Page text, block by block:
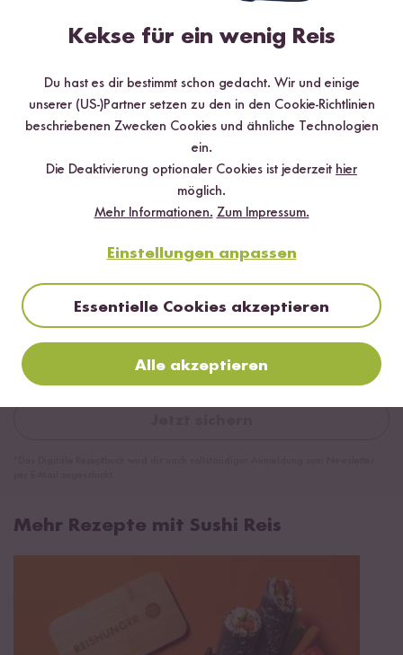
✔️ 25 leckere Rezepte aus unseren bunten Kochwelten
✔️ Von Sushi über Curry bis hin zu Desserts
✔️ Inklusive Tipps & Tricks für die Zubereitung
Mehr Rezepte mit Sushi Reis
Kekse für ein wenig Reis
Du hast es dir bestimmt schon gedacht. Wir und einige
unserer (US-)Partner setzen zu den in den Cookie-Richtlinien
beschriebenen Zwecken Cookies und ähnliche Technologien
ein.
Die Deaktivierung optionaler Cookies ist jederzeit hier
möglich.
Mehr Informationen. Zum Impressum.
Einstellungen anpassen
Essentielle Cookies akzeptieren
Alle akzeptieren